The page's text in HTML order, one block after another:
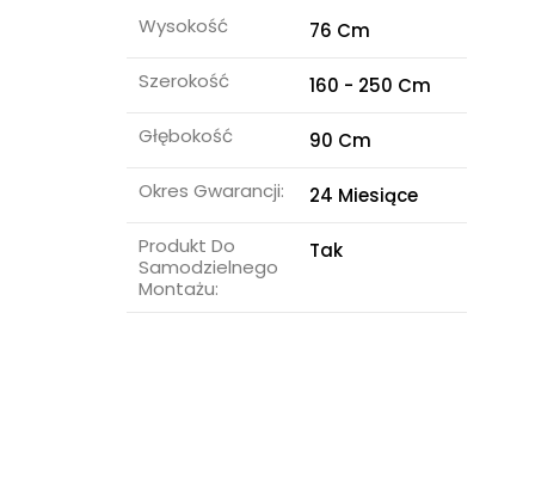
Wysokość
76 Cm
Szerokość
160 - 250 Cm
Głębokość
90 Cm
Okres Gwarancji:
24 Miesiące
Produkt Do
Samodzielnego
Montażu:
Tak